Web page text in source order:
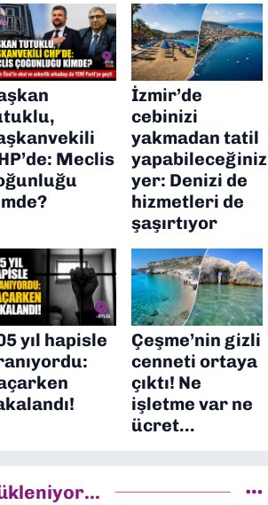
Meclis
İzmir’de
cebinizi
yakmadan tatil
yapabileceğiniz
yer: Denizi de
hizmetleri de
şaşırtıyor
yıl hapisle
Çeşme’nin gizli
cenneti ortaya
çıktı! Ne
işletme var ne
ücret…